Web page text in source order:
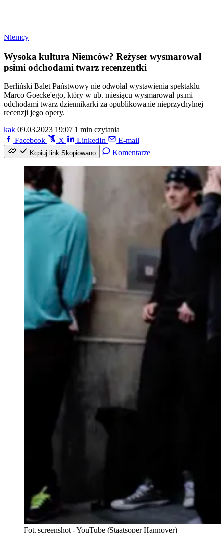
Niemcy
Wysoka kultura Niemców? Reżyser wysmarował
psimi odchodami twarz recenzentki
Berliński Balet Państwowy nie odwołał wystawienia spektaklu
Marco Goecke'ego, który w ub. miesiącu wysmarował psimi
odchodami twarz dziennikarki za opublikowanie nieprzychylnej
recenzji jego opery.
kak 09.03.2023 19:07 1 min czytania
Facebook
X LinkedIn E-mail
Kopiuj link Skopiowano Komentarze
Fot. screenshot - YouTube (Staatsoper Hannover)